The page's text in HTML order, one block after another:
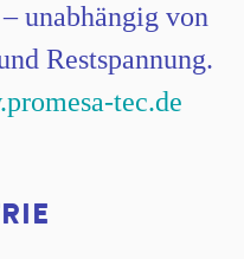
unabhängig von
Restspannung.
tec.de